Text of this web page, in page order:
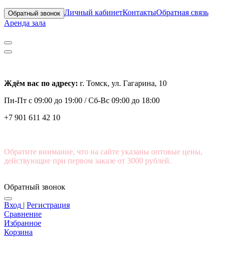
Обратный звонок Личный кабинетКонтактыОбратная связь
Аренда зала
Ждём вас по адресу: г. Томск, ул. Гагарина, 10
Пн-Пт с 09:00 до 19:00 /Сб-Вс 09:00 до 18:00
+7 901 611 42 10
Обратите внимание, что на сайте указаны оптовые цены,
действующие при первом заказе от 3000 рублей.
Обратный звонок
Вход | Регистрация
Сравнение
Избранное
Корзина